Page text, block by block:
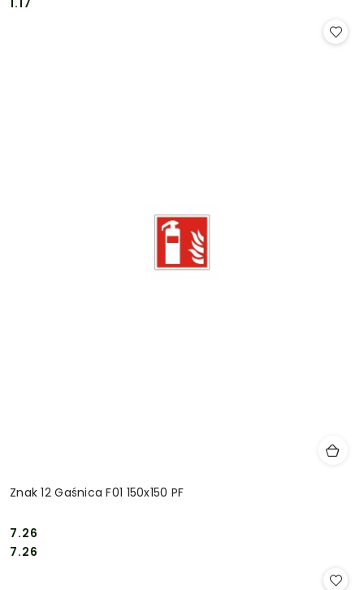
Znak 12 Gaśnica F01 150x150 PF
Cena:
7.26
Cena:
7.26